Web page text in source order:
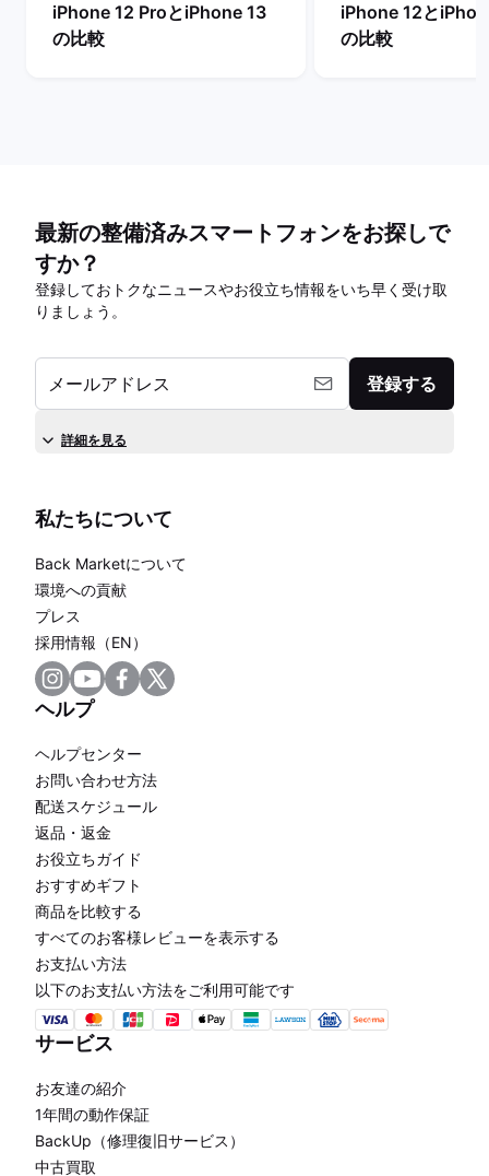
iPhone 12 ProとiPhone 13
の比較
iPhone 12と
の比較
最新の整備済みスマートフォンをお探しで
すか？
登録しておトクなニュースやお役立ち情報をいち早く受け取
りましょう。
メールアドレス 登録する
詳細を見る
私たちについて
Back Marketについて
環境への貢献
プレス
採用情報（EN）
ヘルプ
ヘルプセンター
お問い合わせ方法
配送スケジュール
返品・返金
お役立ちガイド
おすすめギフト
商品を比較する
すべてのお客様レビューを表示する
お支払い方法
以下のお支払い方法をご利用可能です
サービス
お友達の紹介
1年間の動作保証
BackUp（修理復旧サービス）
中古買取